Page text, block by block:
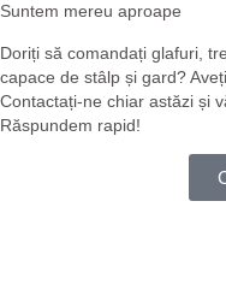
Suntem mereu aproape
Doriți să comandați glafuri,
capace de stâlp și gard?
Contactați-ne chiar astăzi și
Răspundem rapid!